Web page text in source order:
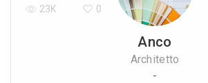
Anco
Architetto
-
23K 0